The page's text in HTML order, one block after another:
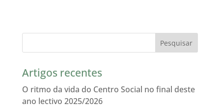
Artigos recentes
O ritmo da vida do Centro Social no final deste
ano lectivo 2025/2026